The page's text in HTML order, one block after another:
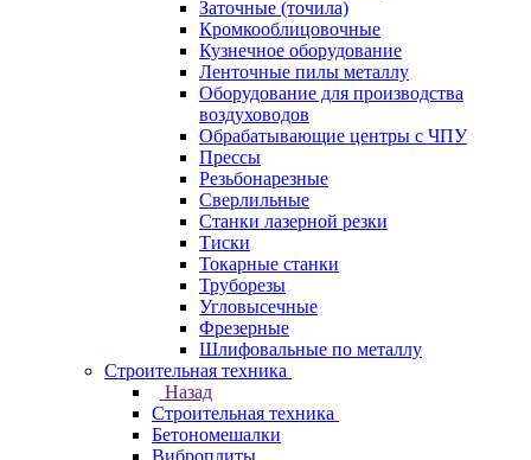
Заточные (точила)
Кромкооблицовочные
Кузнечное оборудование
Ленточные пилы металлу
Оборудование для производства
воздуховодов
Обрабатывающие центры с ЧПУ
Прессы
Резьбонарезные
Сверлильные
Станки лазерной резки
Тиски
Токарные станки
Труборезы
Угловысечные
Фрезерные
Шлифовальные по металлу
Строительная техника
Назад
Строительная техника
Бетономешалки
Виброплиты